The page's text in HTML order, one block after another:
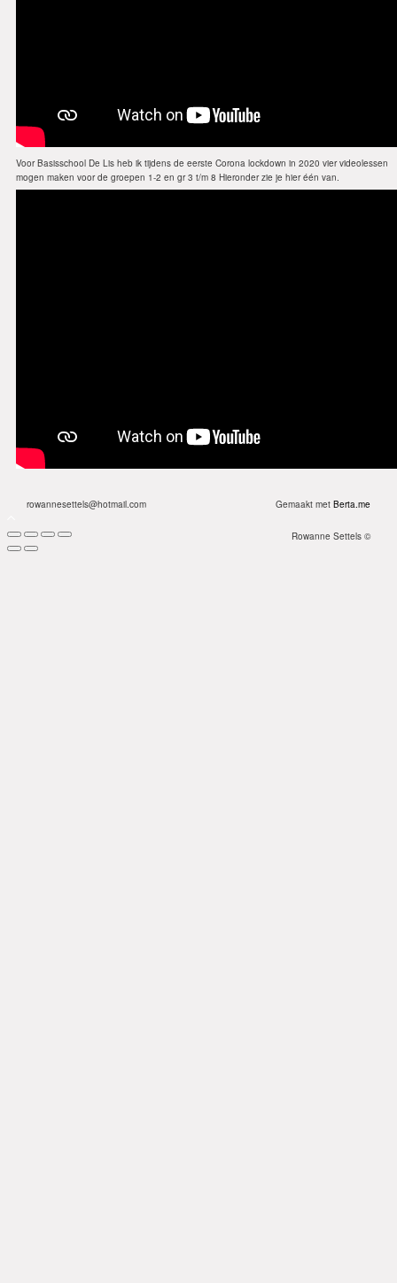
Voor Basisschool De Lis heb ik tijdens de eerste Corona lockdown in 2020 vier videolessen
mogen maken voor de groepen 1-2 en gr 3 t/m 8 Hieronder zie je hier één van.
rowannesettels@hotmail.com Gemaakt met Berta.me
Rowanne Settels ©